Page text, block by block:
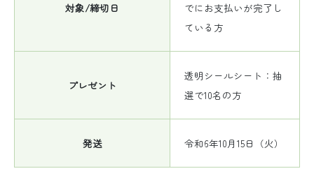
対象/締切日
でにお支払いが完了し
ている方
プレゼント
透明シールシート：抽
選で10名の方
発送 令和6年10月15日（火）